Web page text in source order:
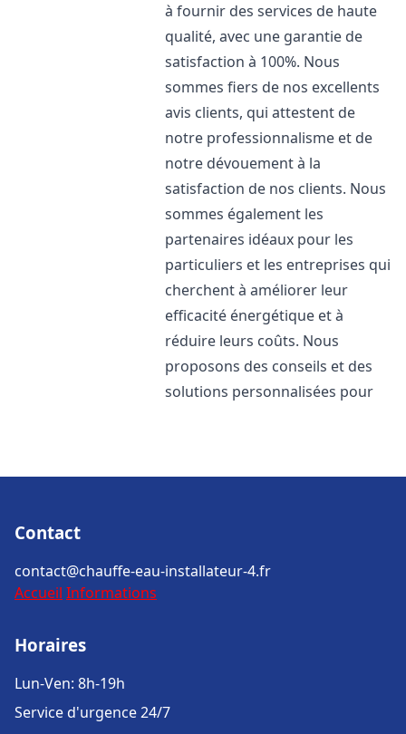
à fournir des services de haute
qualité, avec une garantie de
satisfaction à 100%. Nous
sommes fiers de nos excellents
avis clients, qui attestent de
notre professionnalisme et de
notre dévouement à la
satisfaction de nos clients. Nous
sommes également les
partenaires idéaux pour les
particuliers et les entreprises qui
cherchent à améliorer leur
efficacité énergétique et à
réduire leurs coûts. Nous
proposons des conseils et des
solutions personnalisées pour
Contact
contact@chauffe-eau-installateur-4.fr
Accueil Informations
Horaires
Lun-Ven: 8h-19h
Service d'urgence 24/7